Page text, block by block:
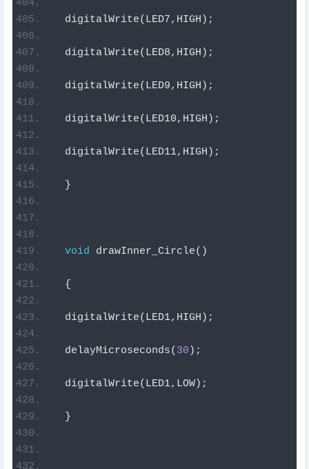
  digitalWrite
( LED7, HIGH );
  digitalWrite
( LED8, HIGH );
  digitalWrite
( LED9, HIGH );
  digitalWrite
( LED10, HIGH );
  digitalWrite
( LED11, HIGH );
}
void drawInner_Circle()
{
  digitalWrite
( LED1, HIGH );
  delayMicroseconds
( 30 );
  digitalWrite
( LED1, LOW);
}